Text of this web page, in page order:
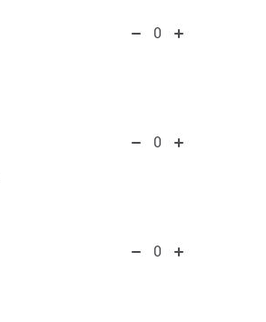
0
0
0